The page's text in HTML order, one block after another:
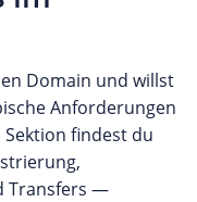
Domain und willst
Anforderungen
findest du
Transfers —